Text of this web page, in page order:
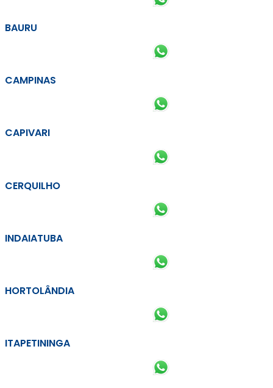
BAURU
CAMPINAS
CAPIVARI
CERQUILHO
INDAIATUBA
HORTOLÂNDIA
ITAPETININGA